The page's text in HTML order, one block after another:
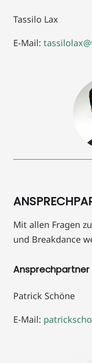
Tassilo Lax
E-Mail:
Mit allen Fragen
und Breakdance
Patrick Schöne
E-Mail: